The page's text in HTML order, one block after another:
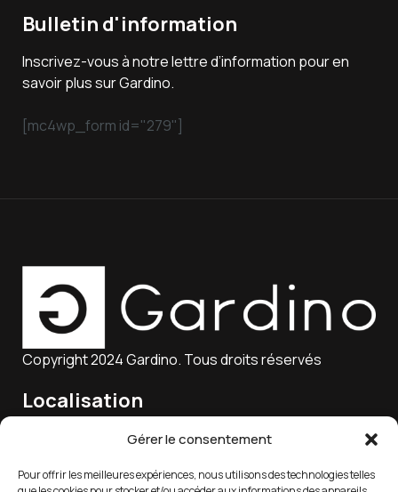
Gérer le consentement
Pour offrir les meilleures expériences, nous utilisons des technologies telles
Bulletin d'information
Inscrivez-vous à notre lettre d’information pour en
savoir plus sur Gardino.
[mc4wp_form id="279"]
Copyright 2024 Gardino. Tous droits réservés
Localisation
15 Rue Charles Marie Lagier, 25300 Pontarlier, France